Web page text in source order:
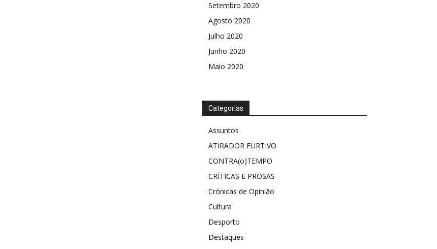
Setembro 2020
Agosto 2020
Julho 2020
Junho 2020
Maio 2020
Categorias
Assuntos
ATIRADOR FURTIVO
CONTRA(o)TEMPO
CRÍTICAS E PROSAS
Crónicas de Opinião
Cultura
Desporto
Destaques